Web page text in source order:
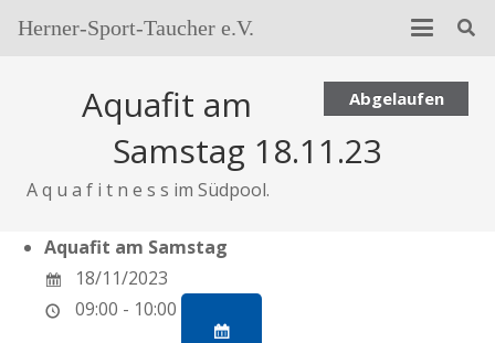
Herner-Sport-Taucher e.V.
Abgelaufen
Aquafit am
Samstag 18.11.23
A q u a f i t n e s s im Südpool.
Aquafit am Samstag
18/11/2023
09:00 - 10:00